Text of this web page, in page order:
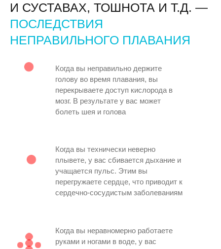
И СУСТАВАХ, ТОШНОТА И Т.Д. —
ПОСЛЕДСТВИЯ
НЕПРАВИЛЬНОГО ПЛАВАНИЯ
Когда вы неправильно держите
голову во время плавания, вы
перекрываете доступ кислорода в
мозг. В результате у вас может
болеть шея и голова
Когда вы технически неверно
плывете, у вас сбивается дыхание и
учащается пульс. Этим вы
перегружаете сердце, что приводит к
сердечно-сосудистым заболеваниям
Когда вы неравномерно работаете
руками и ногами в воде, у вас